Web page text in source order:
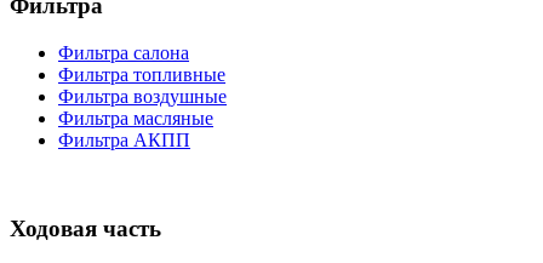
Фильтра
Фильтра салона
Фильтра топливные
Фильтра воздушные
Фильтра масляные
Фильтра АКПП
Ходовая часть